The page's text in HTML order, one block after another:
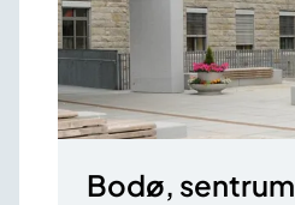
Bodø, sentrum